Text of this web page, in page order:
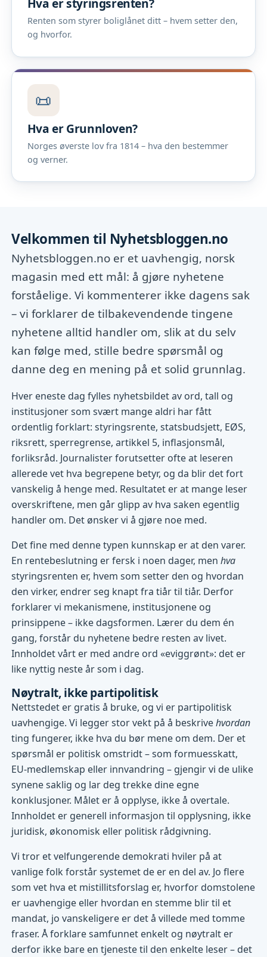
Hva er styringsrenten?
Renten som styrer boliglånet ditt – hvem setter den,
og hvorfor.
📜
Hva er Grunnloven?
Norges øverste lov fra 1814 – hva den bestemmer
og verner.
Velkommen til Nyhetsbloggen.no
Nyhetsbloggen.no er et uavhengig, norsk
magasin med ett mål: å gjøre nyhetene
forståelige. Vi kommenterer ikke dagens sak
– vi forklarer de tilbakevendende tingene
nyhetene alltid handler om, slik at du selv
kan følge med, stille bedre spørsmål og
danne deg en mening på et solid grunnlag.
Hver eneste dag fylles nyhetsbildet av ord, tall og
institusjoner som svært mange aldri har fått
ordentlig forklart: styringsrente, statsbudsjett, EØS,
riksrett, sperregrense, artikkel 5, inflasjonsmål,
forliksråd. Journalister forutsetter ofte at leseren
allerede vet hva begrepene betyr, og da blir det fort
vanskelig å henge med. Resultatet er at mange leser
overskriftene, men går glipp av hva saken egentlig
handler om. Det ønsker vi å gjøre noe med.
Det fine med denne typen kunnskap er at den varer.
En rentebeslutning er fersk i noen dager, menhva
styringsrenten er, hvem som setter den og hvordan
den virker, endrer seg knapt fra tiår til tiår. Derfor
forklarer vi mekanismene, institusjonene og
prinsippene – ikke dagsformen. Lærer du dem én
gang, forstår du nyhetene bedre resten av livet.
Innholdet vårt er med andre ord «eviggrønt»: det er
like nyttig neste år som i dag.
Nøytralt, ikke partipolitisk
Nettstedet er gratis å bruke, og vi er partipolitisk
uavhengige. Vi legger stor vekt på å beskrivehvordan
ting fungerer, ikke hva du bør mene om dem. Der et
spørsmål er politisk omstridt – som formuesskatt,
EU-medlemskap eller innvandring – gjengir vi de ulike
synene saklig og lar deg trekke dine egne
konklusjoner. Målet er å opplyse, ikke å overtale.
Innholdet er generell informasjon til opplysning, ikke
juridisk, økonomisk eller politisk rådgivning.
Vi tror et velfungerende demokrati hviler på at
vanlige folk forstår systemet de er en del av. Jo flere
som vet hva et mistillitsforslag er, hvorfor domstolene
er uavhengige eller hvordan en stemme blir til et
mandat, jo vanskeligere er det å villede med tomme
fraser. Å forklare samfunnet enkelt og nøytralt er
derfor ikke bare en tjeneste til den enkelte leser – det